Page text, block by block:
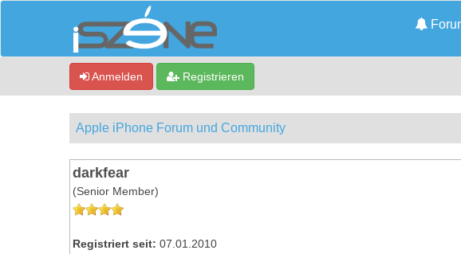
Anmelden Registrieren
Apple iPhone Forum und Community
darkfear
(Senior Member)
Registriert seit: 07.01.2010